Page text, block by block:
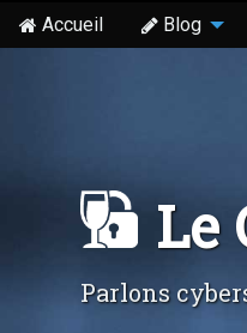
Accueil Blog
Le
Parlons